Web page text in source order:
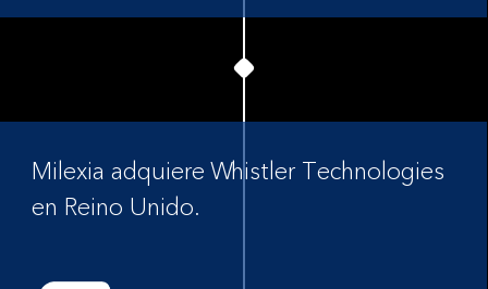
Milexia adquiere Whistler Technologies
en Reino Unido.